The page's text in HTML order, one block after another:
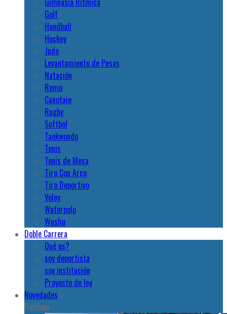
Golf
Handball
Hockey
Judo
Levantamiento de Pesas
Natación
Remo
Canotaje
Rugby
Softbol
Taekwondo
Tenis
Tenis de Mesa
Tiro Con Arco
Tiro Deportivo
Voley
Waterpolo
Wushu
Doble Carrera
Qué es?
soy deportista
soy institución
Proyecto de ley
Novedades
Random